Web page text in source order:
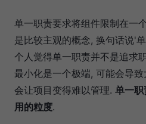
单一职责要求将组件限制在一
是比较主观的概念, 换句话说'
个人觉得单一职责并不是追求
最小化是一个极端, 可能会导
会让项目变得难以管理. 单一职
用的粒度.